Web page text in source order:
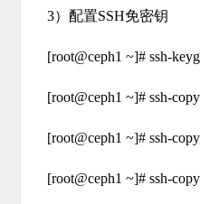
3）配置SSH免密钥
[root@ceph1 ~]# ssh-
[root@ceph1 ~]# ssh-
[root@ceph1 ~]# ssh-
[root@ceph1 ~]# ssh-